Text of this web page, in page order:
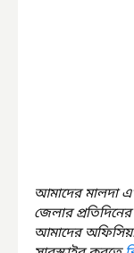
আমাদের মালদা
জেলার
আমাদের